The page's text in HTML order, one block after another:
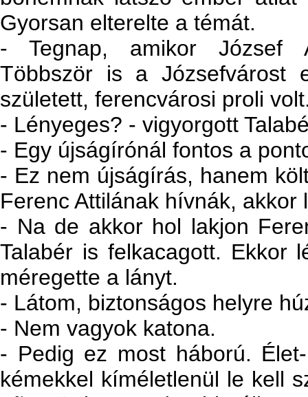
Gyorsan elterelte a témát.
- Tegnap, amikor József
Többször is a Józsefvárost
született, ferencvárosi proli
- Lényeges? - vigyorgott
- Egy újságírónál fontos a
- Ez nem újságírás, hanem
Ferenc Attilának hívnák,
- Na de akkor hol lakjon
Talabér is felkacagott. Ekkor
méregette a lányt.
- Látom, biztonságos helyre
- Nem vagyok katona.
- Pedig ez most háború.
kémekkel kíméletlenül le kell